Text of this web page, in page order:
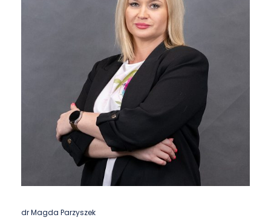
dr Magda Parzyszek